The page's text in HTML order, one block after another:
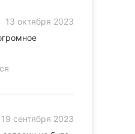
13 октября 2023
19 сентября 2023